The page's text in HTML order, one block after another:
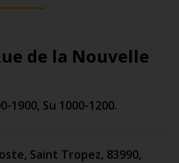
de la Nouvelle
1900, Su 1000-1200.
, Saint Tropez, 83990,